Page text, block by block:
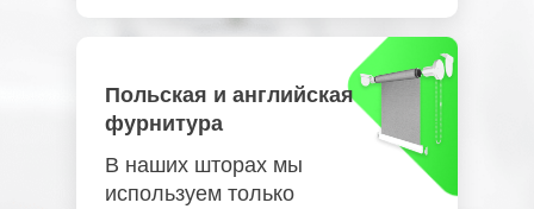
Польская и английская
фурнитура
В наших шторах мы
используем только